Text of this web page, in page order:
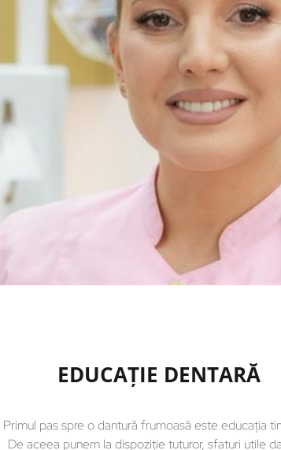
EDUCAȚIE DENTARĂ
Primul pas spre o dantură frumoasă este educația
De aceea punem la dispoziție tuturor, sfaturi utile